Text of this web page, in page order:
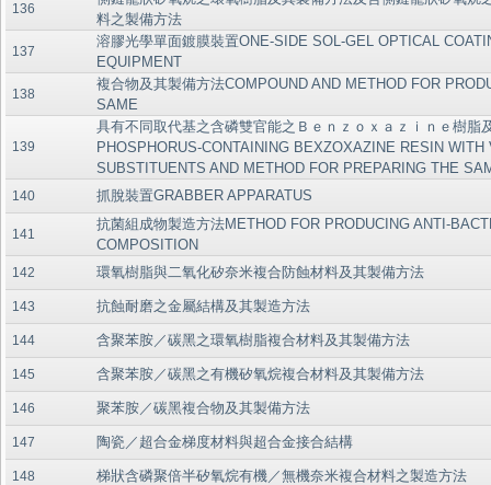
136
料之製備方法
137
溶膠光學單面鍍膜裝置ONE-SIDE SOL-GEL OPTICAL
EQUIPMENT
138
複合物及其製備方法COMPOUND AND METHOD FOR
SAME
139
具有不同取代基之含磷雙官能之Ｂｅｎｚｏｘａｚｉｎｅ樹脂
PHOSPHORUS-CONTAINING BEXZOXAZINE RESIN WITH
SUBSTITUENTS AND METHOD FOR PREPARING THE
140 抓脫裝置GRABBER APPARATUS
141
抗菌組成物製造方法METHOD FOR PRODUCING ANTI-
COMPOSITION
142 環氧樹脂與二氧化矽奈米複合防蝕材料及其製備方法
143 抗蝕耐磨之金屬結構及其製造方法
144 含聚苯胺／碳黑之環氧樹脂複合材料及其製備方法
145 含聚苯胺／碳黑之有機矽氧烷複合材料及其製備方法
146 聚苯胺／碳黑複合物及其製備方法
147 陶瓷／超合金梯度材料與超合金接合結構
148 梯狀含磷聚倍半矽氧烷有機／無機奈米複合材料之製造方法